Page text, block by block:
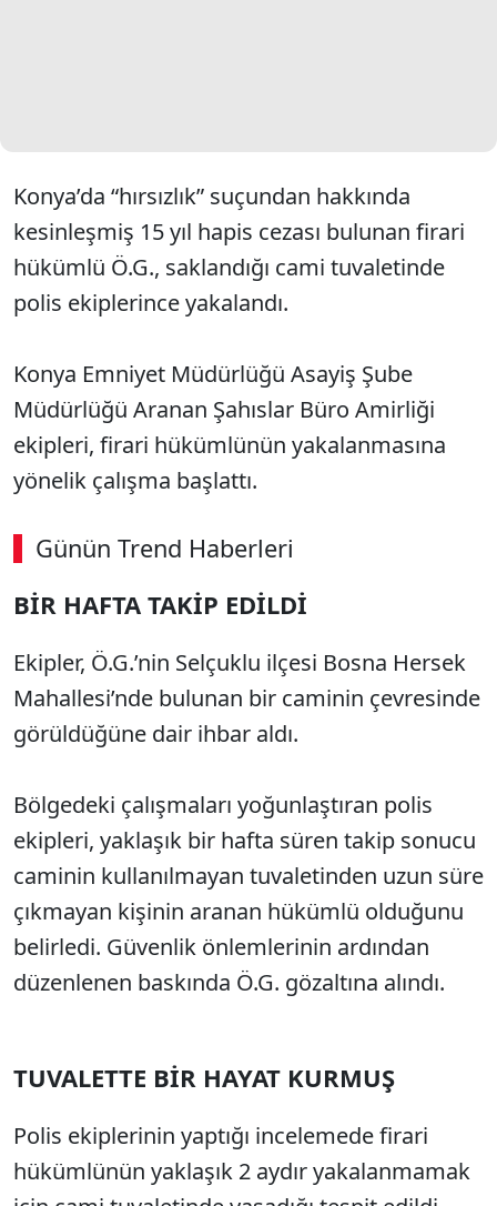
Konya’da “hırsızlık” suçundan hakkında
kesinleşmiş 15 yıl hapis cezası bulunan firari
hükümlü Ö.G., saklandığı cami tuvaletinde
polis ekiplerince yakalandı.
Konya Emniyet Müdürlüğü Asayiş Şube
Müdürlüğü Aranan Şahıslar Büro Amirliği
ekipleri, firari hükümlünün yakalanmasına
yönelik çalışma başlattı.
Günün Trend Haberleri
BİR HAFTA TAKİP EDİLDİ
Ekipler, Ö.G.’nin Selçuklu ilçesi Bosna Hersek
Mahallesi’nde bulunan bir caminin çevresinde
görüldüğüne dair ihbar aldı.
Bölgedeki çalışmaları yoğunlaştıran polis
ekipleri, yaklaşık bir hafta süren takip sonucu
caminin kullanılmayan tuvaletinden uzun süre
çıkmayan kişinin aranan hükümlü olduğunu
belirledi. Güvenlik önlemlerinin ardından
düzenlenen baskında Ö.G. gözaltına alındı.
TUVALETTE BİR HAYAT KURMUŞ
Polis ekiplerinin yaptığı incelemede firari
hükümlünün yaklaşık 2 aydır yakalanmamak